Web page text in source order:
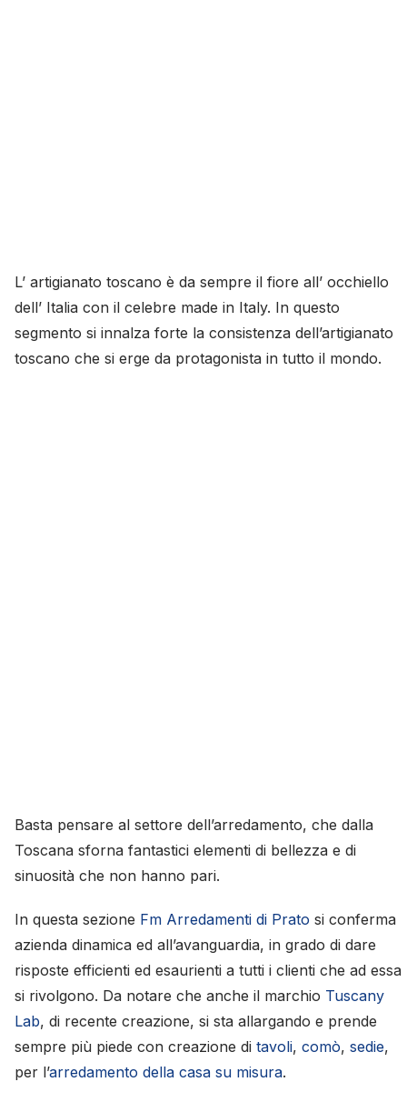
L’ artigianato toscano è da sempre il fiore all’ occhiello
dell’ Italia con il celebre made in Italy. In questo
segmento si innalza forte la consistenza dell’artigianato
toscano che si erge da protagonista in tutto il mondo.
Basta pensare al settore dell’arredamento, che dalla
Toscana sforna fantastici elementi di bellezza e di
sinuosità che non hanno pari.
In questa sezione Fm Arredamenti di Prato si conferma
azienda dinamica ed all’avanguardia, in grado di dare
risposte efficienti ed esaurienti a tutti i clienti che ad essa
si rivolgono. Da notare che anche il marchio Tuscany
Lab, di recente creazione, si sta allargando e prende
sempre più piede con creazione di tavoli, comò, sedie,
per l’arredamento della casa su misura.